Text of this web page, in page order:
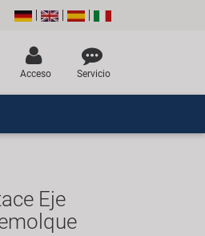
Acceso Servicio
Eje